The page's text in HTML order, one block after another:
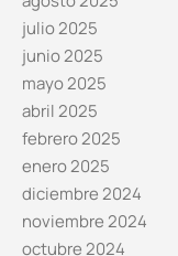
julio 2025
junio 2025
mayo 2025
abril 2025
febrero 2025
enero 2025
diciembre 2024
noviembre 2024
octubre 2024